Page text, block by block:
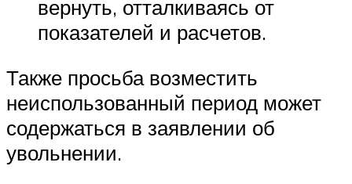
вернуть, отталкиваясь от
показателей и расчетов.
Также просьба возместить
неиспользованный период может
содержаться в заявлении об
увольнении.